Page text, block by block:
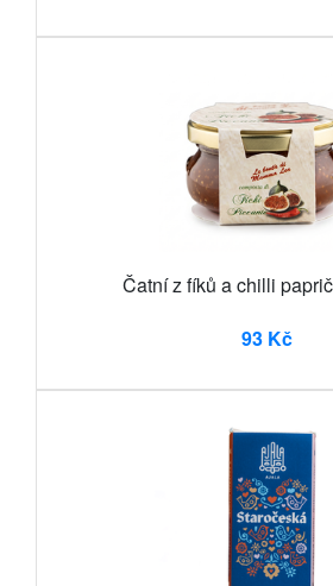
Čatní z fíků a chilli
93 Kč